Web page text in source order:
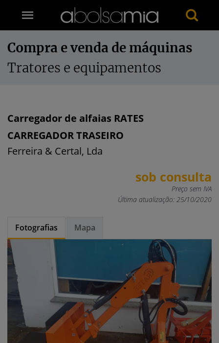
Compra e venda de máquinas
Tratores e equipamentos
Carregador de alfaias RATES
CARREGADOR TRASEIRO
Ferreira & Certal, Lda
sob consulta
Preço sem IVA
Última atualização: 25/10/2020
Fotografias Mapa